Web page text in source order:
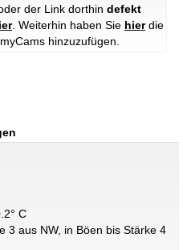
der Link dorthin defekt
. Weiterhin haben Sie hierdie
hinzuzufügen.
C
3 aus NW, in Böen bis Stärke 4